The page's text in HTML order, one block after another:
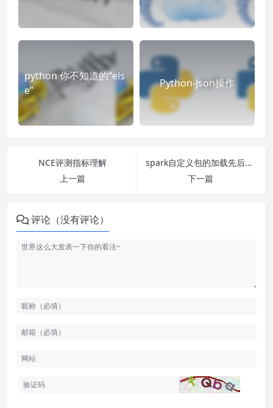
python 你不知道的“els
e”
Python-Json操作
NCE评测指标理解
上一篇
spark自定义包的加载先后问题
下一篇
评论（没有评论）